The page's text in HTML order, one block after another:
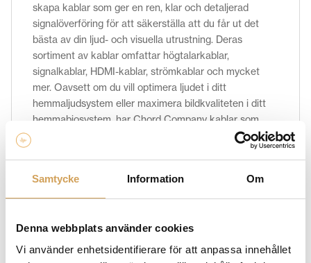
Samtycke Information Om
Denna webbplats använder cookies
Vi använder enhetsidentifierare för att anpassa innehållet
skapa kablar som ger en ren, klar och detaljerad
signalöverföring för att säkerställa att du får ut det
bästa av din ljud- och visuella utrustning. Deras
sortiment av kablar omfattar högtalarkablar,
signalkablar, HDMI-kablar, strömkablar och mycket
mer. Oavsett om du vill optimera ljudet i ditt
hemmaljudsystem eller maximera bildkvaliteten i ditt
hemmabiosystem, har Chord Company kablar som
möter dina behov och levererar en förbättrad ljud- och
Relaterade produkter